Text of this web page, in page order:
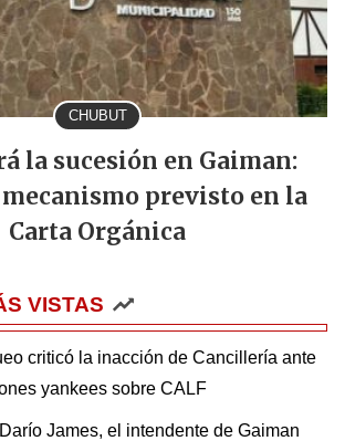
CHUBUT
la sucesión en Gaiman:
mecanismo previsto en la
Carta Orgánica
VISTAS
criticó la inacción de Cancillería ante
yankees sobre CALF
James, el intendente de Gaiman